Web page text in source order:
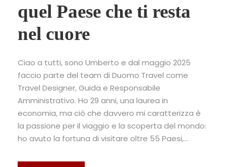
quel Paese che ti resta
nel cuore
Ciao a tutti, sono Umberto e dal maggio 2025
faccio parte del team di Duomo Travel come
Travel Designer, Guida e Responsabile
Amministrativo. Ho 29 anni, una laurea in
economia, ma ciò che davvero mi caratterizza è
la passione per il viaggio e la scoperta del mondo:
ho avuto la fortuna di visitare oltre 55 Paesi,...